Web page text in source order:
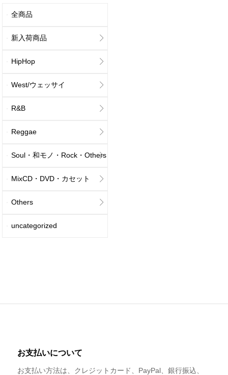
全商品
新入荷商品
HipHop
West/ウェッサイ
R&B
Reggae
Soul・和モノ・Rock・Others
MixCD・DVD・カセット
Others
uncategorized
お支払いについて
お支払い方法は、クレジットカード、PayPal、銀行振込、